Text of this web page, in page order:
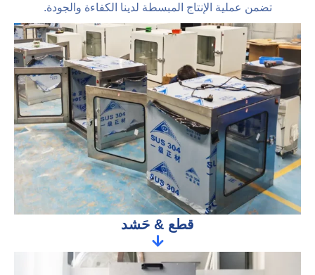
تضمن عملية الإنتاج المبسطة لدينا الكفاءة والجودة.
قطع & حَشد